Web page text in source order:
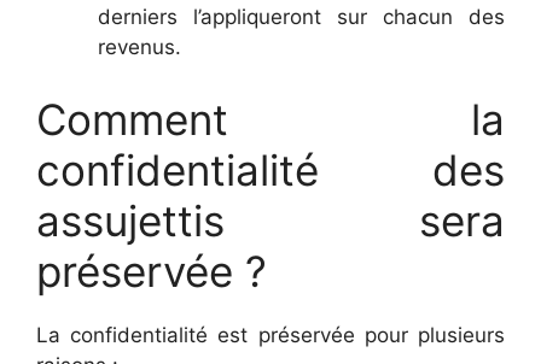
derniers l’appliqueront sur chacun des
revenus.
Comment la
confidentialité des
assujettis sera
préservée ?
La confidentialité est préservée pour plusieurs